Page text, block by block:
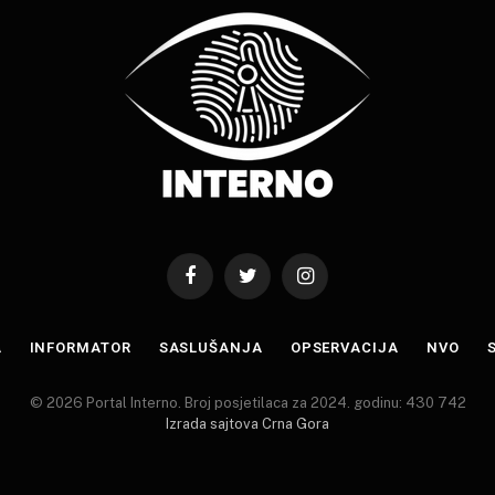
FacebookTwitter Instagram
INFORMATOR SASLUŠANJA OPSERVACIJA NVO
© 2026 Portal Interno. Broj posjetilaca za 2024. godinu: 430 742
Izrada sajtova Crna Gora